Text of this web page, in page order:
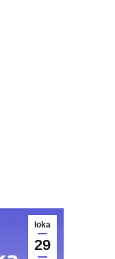
loka
29